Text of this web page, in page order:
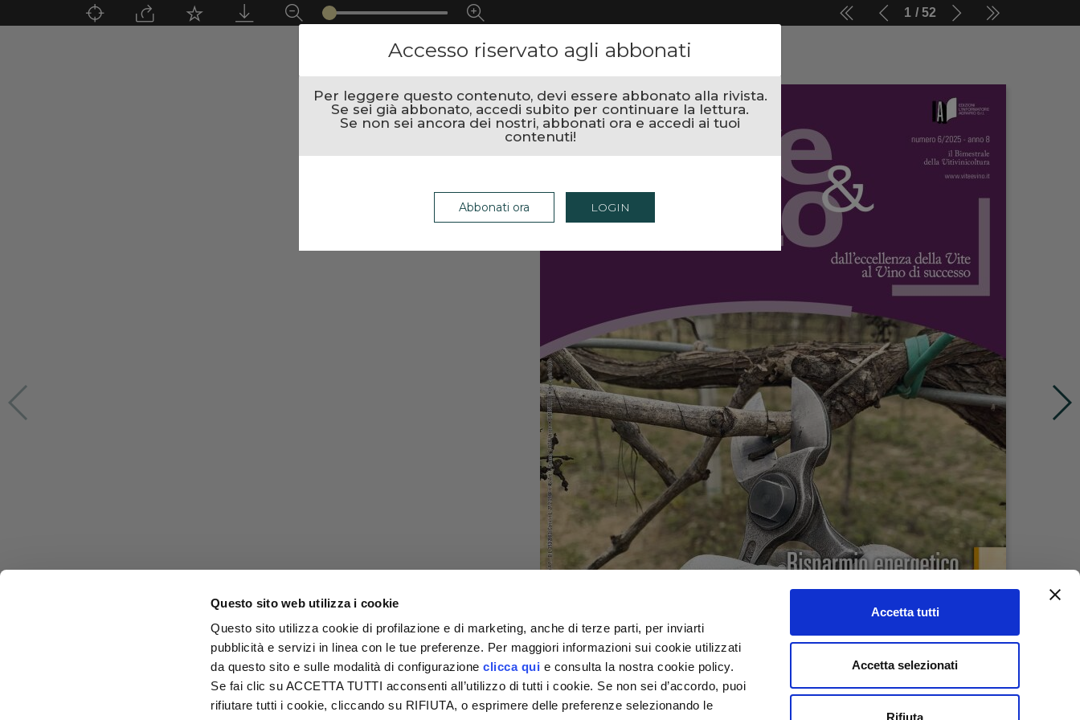
Questo sito web utilizza i cookie
Questo sito utilizza cookie di profilazione e di marketing, anche di terze parti, per inviarti
pubblicità e servizi in linea con le tue preferenze. Per maggiori informazioni sui cookie utilizzati
da questo sito e sulle modalità di configurazioneclicca qui e consulta la nostra cookie policy.
Se fai clic su ACCETTA TUTTI acconsenti all’utilizzo di tutti i cookie. Se non sei d’accordo, puoi
rifiutare tutti i cookie, cliccando su RIFIUTA, o esprimere delle preferenze selezionando le
Accetta tutti
Accetta selezionati
Rifiuta
1 52
Accesso riservato agli abbonati
Per leggere questo contenuto, devi essere abbonato alla rivista.
Se sei già abbonato, accedi subito per continuare la lettura.
Se non sei ancora dei nostri, abbonati ora e accedi ai tuoi
contenuti!
Abbonati ora LOGIN